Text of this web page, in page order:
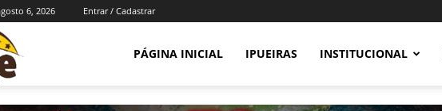
6, 2026 Entrar / Cadastrar
PÁGINA INICIAL IPUEIRAS INSTITUCIONAL